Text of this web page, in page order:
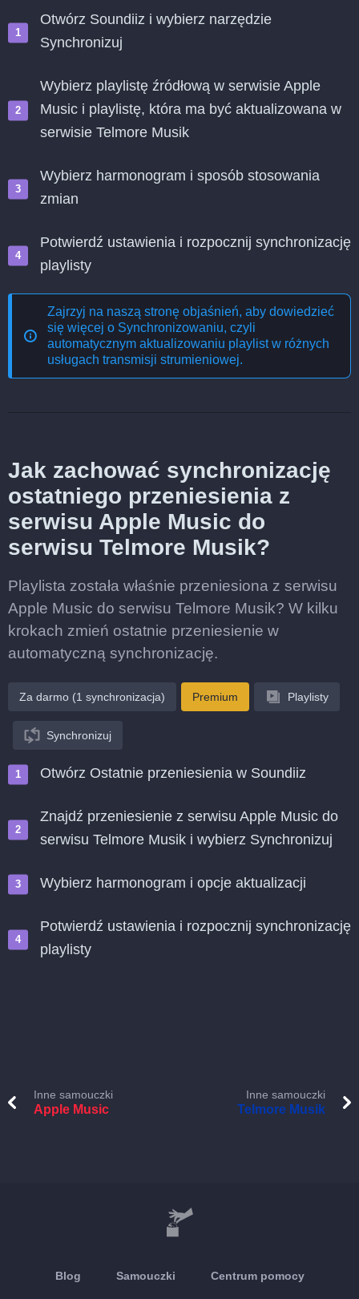
Otwórz Soundiiz i wybierz narzędzie
Synchronizuj
Wybierz playlistę źródłową w serwisie Apple
Music i playlistę, która ma być aktualizowana w
serwisie Telmore Musik
Wybierz harmonogram i sposób stosowania
zmian
Potwierdź ustawienia i rozpocznij synchronizację
playlisty
Zajrzyj na naszą stronę objaśnień, aby dowiedzieć
się więcej o Synchronizowaniu, czyli
automatycznym aktualizowaniu playlist w różnych
usługach transmisji strumieniowej.
Jak zachować synchronizację
ostatniego przeniesienia z
serwisu Apple Music do
serwisu Telmore Musik?
Playlista została właśnie przeniesiona z serwisu
Apple Music do serwisu Telmore Musik? W kilku
krokach zmień ostatnie przeniesienie w
automatyczną synchronizację.
Za darmo (1 synchronizacja) Premium Playlisty
Synchronizuj
Otwórz Ostatnie przeniesienia w Soundiiz
Znajdź przeniesienie z serwisu Apple Music do
serwisu Telmore Musik i wybierz Synchronizuj
Wybierz harmonogram i opcje aktualizacji
Potwierdź ustawienia i rozpocznij synchronizację
playlisty
Inne samouczki
Apple Music
Inne samouczki
Telmore Musik
Blog Samouczki Centrum pomocy